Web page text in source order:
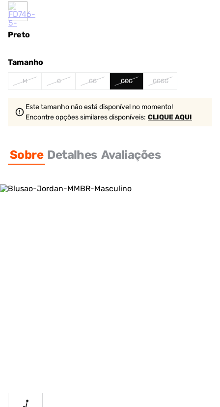
Preto
Tamanho
M G GG GGG GGGG
Este tamanho não está disponível no momento!
Encontre opções similaresdisponíveis: CLIQUE AQUI
Sobre Detalhes Avaliações